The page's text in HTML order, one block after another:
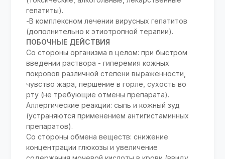
гепатиты).
-В комплексном лечении вирусных гепатитов
(дополнительно к этиотропной терапии).
ПОБОЧНЫЕ ДЕЙСТВИЯ
Со стороны организма в целом: при быстром
введении раствора - гиперемия кожных
покровов различной степени выраженности,
чувство жара, першение в горле, сухость во
рту (не требующие отмены препарата).
Аллергические реакции: сыпь и кожный зуд
(устраняются применением антигистаминных
препаратов).
Со стороны обмена веществ: снижение
концентрации глюкозы и увеличение